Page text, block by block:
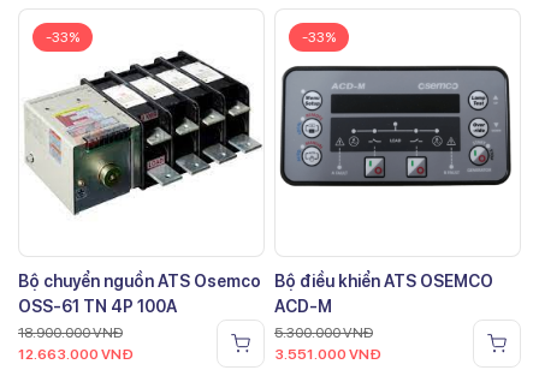
-33%
Bộ chuyển nguồn ATS Osemco
OSS-61 TN 4P 100A
18.900.000VNĐ
12.663.000 VNĐ
-33%
Bộ điều khiển ATS OSEMCO
ACD-M
5.300.000VNĐ
3.551.000 VNĐ